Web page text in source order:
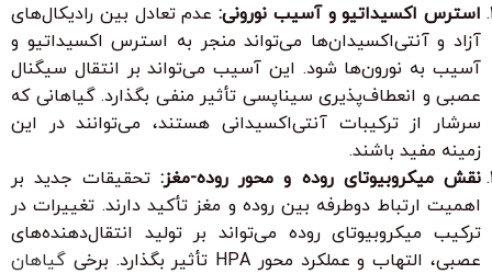
استرس اکسیداتیو و آسیب نورونی: عدم تعادل بین رادیکال‌های
آزاد و آنتی‌اکسیدان‌ها می‌تواند منجر به استرس اکسیداتیو و
آسیب به نورون‌ها شود. این آسیب می‌تواند بر انتقال سیگنال
عصبی و انعطاف‌پذیری سیناپسی تأثیر منفی بگذارد. گیاهانی که
سرشار از ترکیبات آنتی‌اکسیدانی هستند، می‌توانند در این
زمینه مفید باشند.
نقش میکروبیوتای روده و محور روده-مغز: تحقیقات جدید بر
اهمیت ارتباط دوطرفه بین روده و مغز تأکید دارند. تغییرات در
ترکیب میکروبیوتای روده می‌تواند بر تولید انتقال‌دهنده‌های
عصبی، التهاب و عملکرد محور HPA تأثیر بگذارد. برخی
گیاهان